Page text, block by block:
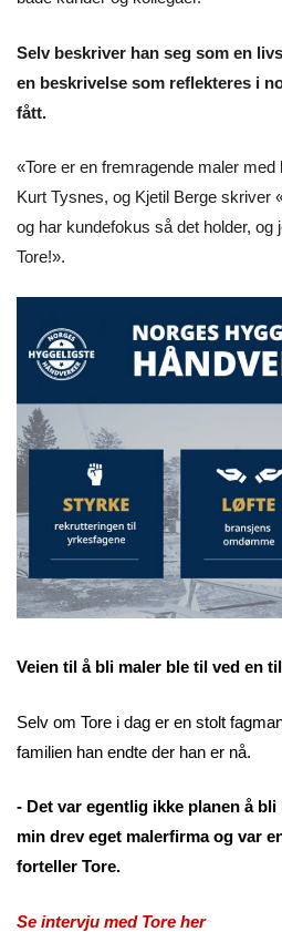
Selv beskriver han seg som en
en beskrivelse som reflekteres i
fått.
«Tore er en fremragende maler
Kurt Tysnes, og Kjetil Berge skriver
og har kundefokus så det holder, og
Tore!».
Veien til å bli maler ble til ved en
Selv om Tore i dag er en stolt
familien han endte der han er nå.
- Det var egentlig ikke planen å bli
min drev eget malerfirma og var
forteller Tore.
Se intervju med Tore her